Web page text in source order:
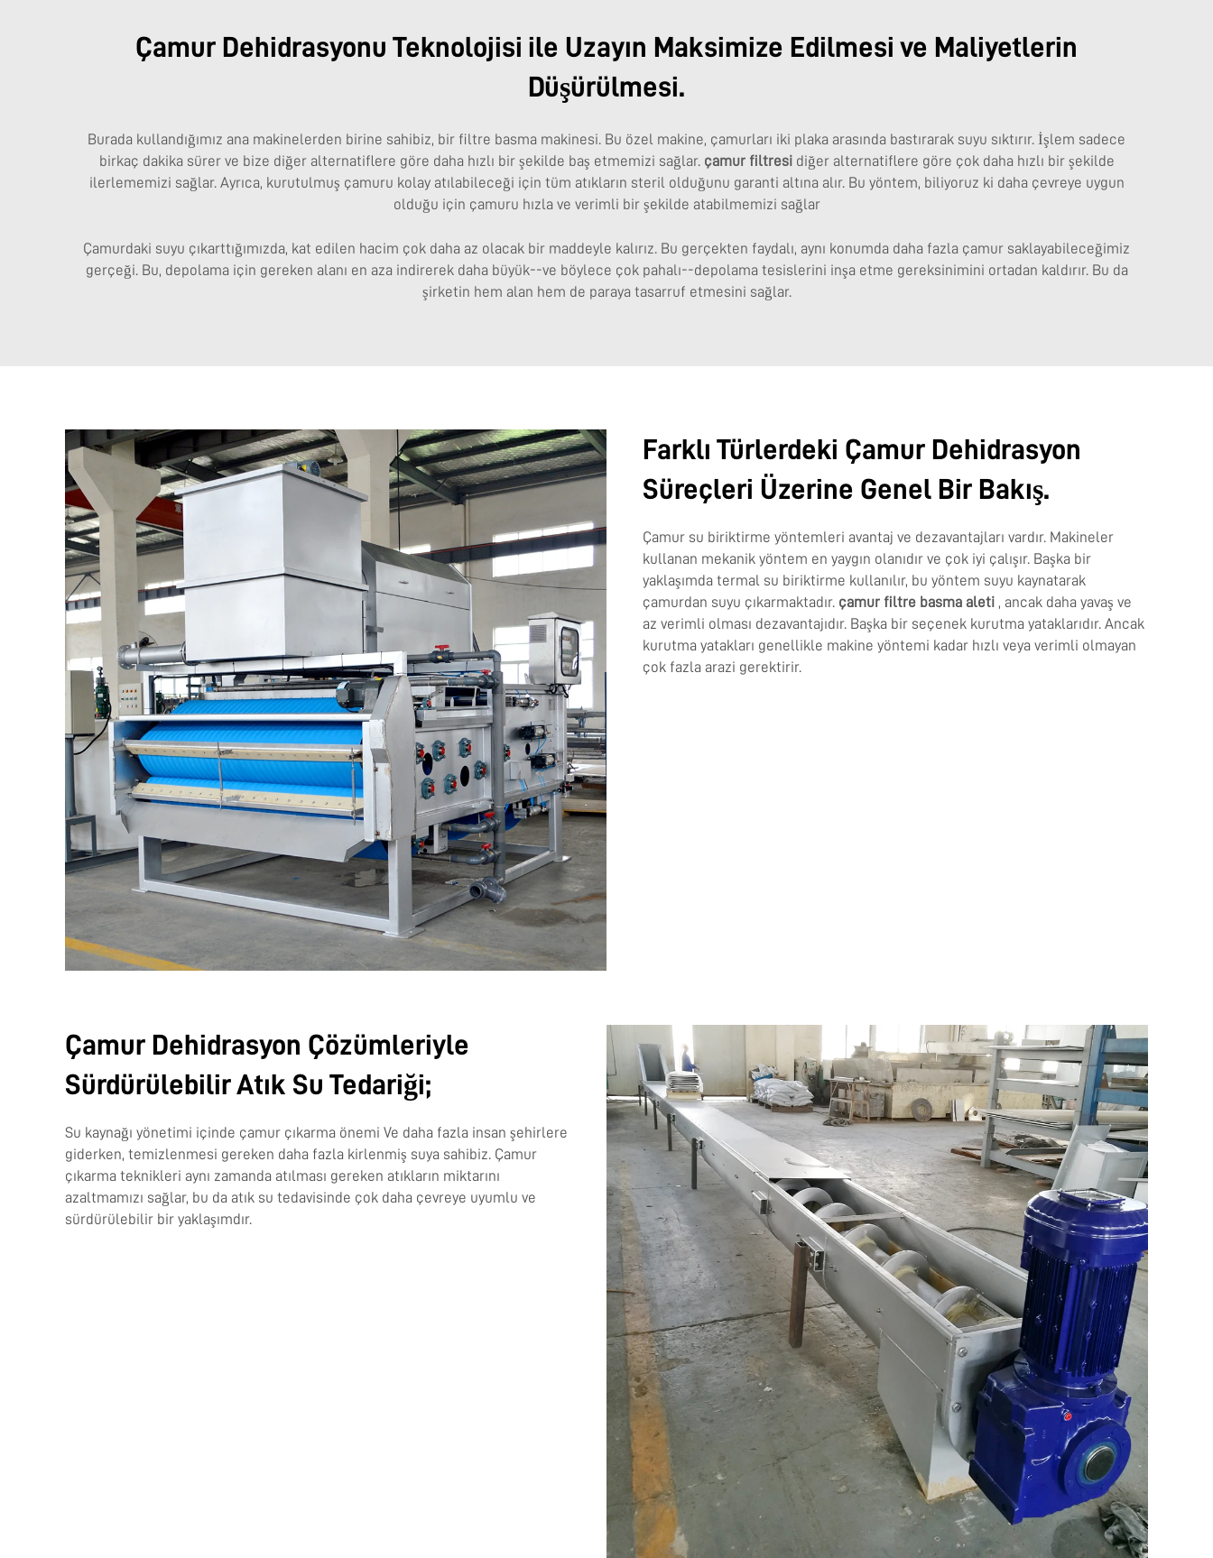
Çamur Dehidrasyonu Teknolojisi ile Uzayın Maksimize Edilmesi ve Maliyetlerin
Düşürülmesi.
Burada kullandığımız ana makinelerden birine sahibiz, bir filtre basma makinesi. Bu özel makine, çamurları iki plaka arasında bastırarak suyu sıktırır. İşlem sadece
birkaç dakika sürer ve bize diğer alternatiflere göre daha hızlı bir şekilde baş etmemizi sağlar. çamur filtresi diğer alternatiflere göre çok daha hızlı bir şekilde
ilerlememizi sağlar. Ayrıca, kurutulmuş çamuru kolay atılabileceği için tüm atıkların steril olduğunu garanti altına alır. Bu yöntem, biliyoruz ki daha çevreye uygun
olduğu için çamuru hızla ve verimli bir şekilde atabilmemizi sağlar
Çamurdaki suyu çıkarttığımızda, kat edilen hacim çok daha az olacak bir maddeyle kalırız. Bu gerçekten faydalı, aynı konumda daha fazla çamur saklayabileceğimiz
gerçeği. Bu, depolama için gereken alanı en aza indirerek daha büyük--ve böylece çok pahalı--depolama tesislerini inşa etme gereksinimini ortadan kaldırır. Bu da
şirketin hem alan hem de paraya tasarruf etmesini sağlar.
Farklı Türlerdeki Çamur Dehidrasyon
Süreçleri Üzerine Genel Bir Bakış.
Çamur su biriktirme yöntemleri avantaj ve dezavantajları vardır. Makineler
kullanan mekanik yöntem en yaygın olanıdır ve çok iyi çalışır. Başka bir
yaklaşımda termal su biriktirme kullanılır, bu yöntem suyu kaynatarak
çamurdan suyu çıkarmaktadır. çamur filtre basma aleti , ancak daha yavaş ve
az verimli olması dezavantajıdır. Başka bir seçenek kurutma yataklarıdır. Ancak
kurutma yatakları genellikle makine yöntemi kadar hızlı veya verimli olmayan
çok fazla arazi gerektirir.
Çamur Dehidrasyon Çözümleriyle
Sürdürülebilir Atık Su Tedariği;
Su kaynağı yönetimi içinde çamur çıkarma önemi Ve daha fazla insan şehirlere
giderken, temizlenmesi gereken daha fazla kirlenmiş suya sahibiz. Çamur
çıkarma teknikleri aynı zamanda atılması gereken atıkların miktarını
azaltmamızı sağlar, bu da atık su tedavisinde çok daha çevreye uyumlu ve
sürdürülebilir bir yaklaşımdır.